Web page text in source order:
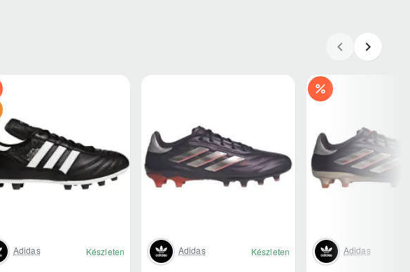
Adidas Készleten Adidas Készleten Adidas